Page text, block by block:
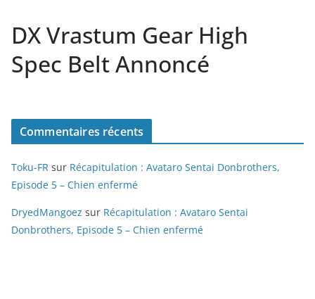
DX Vrastum Gear High
Spec Belt Annoncé
Commentaires récents
Toku-FR sur Récapitulation : Avataro Sentai Donbrothers,
Episode 5 – Chien enfermé
DryedMangoez sur Récapitulation : Avataro Sentai
Donbrothers, Episode 5 – Chien enfermé